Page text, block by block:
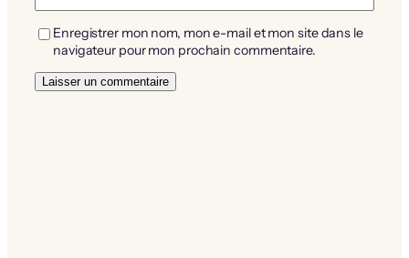
Enregistrer mon nom, mon e-mail et mon site dans le
navigateur pour mon prochain commentaire.